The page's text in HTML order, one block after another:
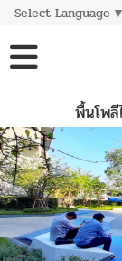
Select Language ▼
พื้นโพ